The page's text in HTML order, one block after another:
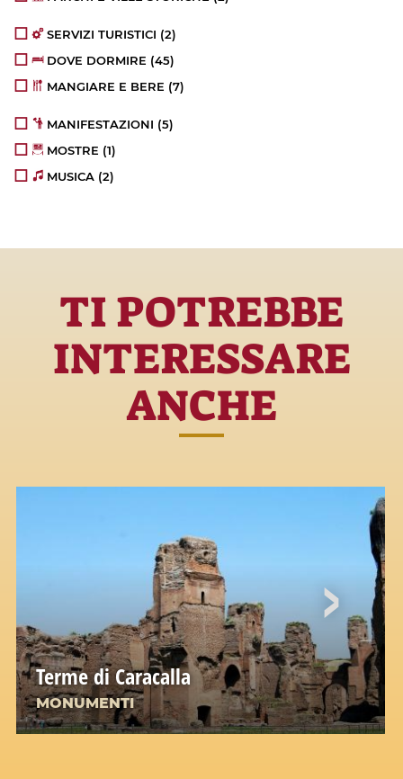
SERVIZI TURISTICI (2)
DOVE DORMIRE (45)
MANGIARE E BERE (7)
MANIFESTAZIONI (5)
MOSTRE (1)
MUSICA (2)
TI POTREBBE
INTERESSARE
ANCHE
Terme di Caracalla
MONUMENTI